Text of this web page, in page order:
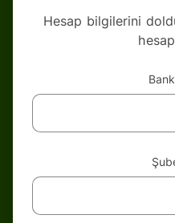
Hesap bilgilerini